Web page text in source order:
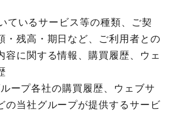
ているサービス等の種類、ご契
・残高・期日など、ご利用者との
容に関する情報、購買履歴、ウェ
ープ各社の購買履歴、ウェブサ
の当社グループが提供するサービ